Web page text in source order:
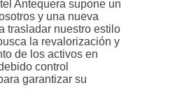
Antequera supone un
y una nueva
trasladar nuestro estilo
la revalorización y
de los activos en
control
garantizar su